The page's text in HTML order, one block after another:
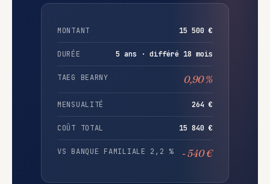
MONTANT 15 500 €
DURÉE 5 ans · différé 18 mois
TAEG BEARNY 0,90 %
MENSUALITÉ 264 €
COÛT TOTAL 15 840 €
VS BANQUE FAMILIALE 2,2 % - 540 €